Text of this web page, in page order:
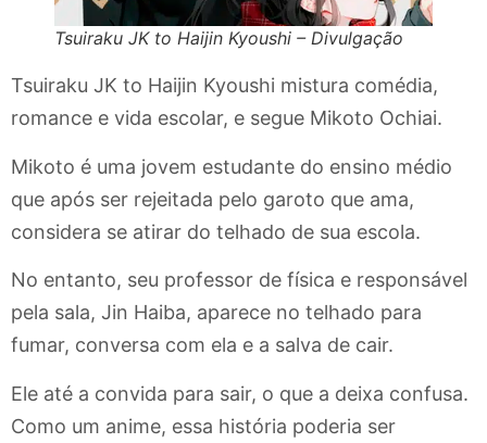
Tsuiraku JK to Haijin Kyoushi – Divulgação
Tsuiraku JK to Haijin Kyoushi mistura comédia,
romance e vida escolar, e segue Mikoto Ochiai.
Mikoto é uma jovem estudante do ensino médio
que após ser rejeitada pelo garoto que ama,
considera se atirar do telhado de sua escola.
No entanto, seu professor de física e responsável
pela sala, Jin Haiba, aparece no telhado para
fumar, conversa com ela e a salva de cair.
Ele até a convida para sair, o que a deixa confusa.
Como um anime, essa história poderia ser